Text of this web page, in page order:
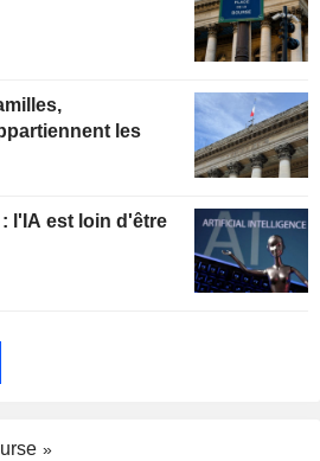
les
l'IA est loin d'être